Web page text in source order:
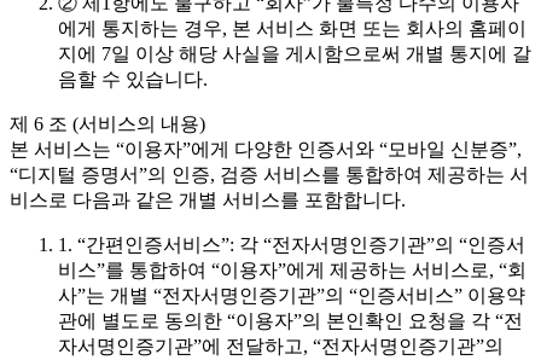
에게 통지하는 경우, 본 서비스 화면 또는 회사의 홈페이
지에 7일 이상 해당 사실을 게시함으로써 개별 통지에 갈
음할 수 있습니다.
제 6 조 (서비스의 내용)
본 서비스는 “이용자”에게 다양한 인증서와 “모바일 신분증”,
“디지털 증명서”의 인증, 검증 서비스를 통합하여 제공하는 서
비스로 다음과 같은 개별 서비스를 포함합니다.
1. “간편인증서비스”: 각 “전자서명인증기관”의 “인증서
비스”를 통합하여 “이용자”에게 제공하는 서비스로, “회
사”는 개별 “전자서명인증기관”의 “인증서비스” 이용약
관에 별도로 동의한 “이용자”의 본인확인 요청을 각 “전
자서명인증기관”에 전달하고, “전자서명인증기관”의